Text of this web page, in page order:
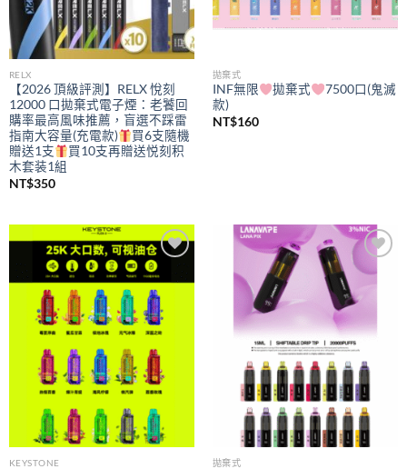
RELX
【2026 頂級評測】RELX 悅刻
12000 口拋棄式電子煙：老饕回
購率最高風味推薦，盲選不踩雷
指南大容量(充電款)
買6支隨機
贈送1支
買10支再贈送悦刻积
木套装1組
NT$350
拋棄式
INF無限 拋棄式
7500口(鬼滅
款)
NT$160
Add to
wishlist
KEYSTONE
Add to
wishlist
拋棄式